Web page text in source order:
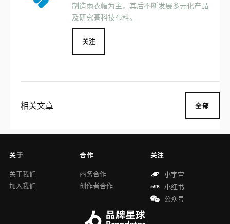
制造雨衣帽为主，其后不断发展多元化产品
及研究高科技布料。
关注
相关文章 全部
关于
关于我们
加入我们
合作
商务合作
创作者合作
关注
小宇宙
小红书
公众号